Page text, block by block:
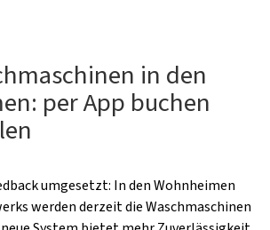
in den
per App buchen
umgesetzt: In den Wohnheimen
werden derzeit die Waschmaschinen